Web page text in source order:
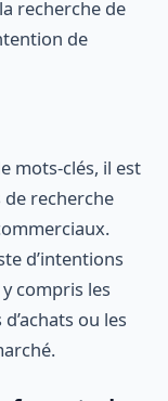
recherche de
de
mots-clés, il est
recherche
d’intentions
compris les
ou les